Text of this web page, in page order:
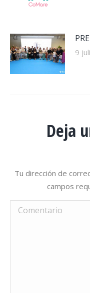
9
Deja
Tu dirección de
campos
Comentario